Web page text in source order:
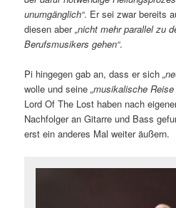
unumgänglich“. Er sei zwar bereits
diesen aber„nicht mehr parallel zu
Berufsmusikers gehen“.
Pi hingegen gab an, dass er sich
wolle und seine„musikalische
Lord Of The Lost haben nach
Nachfolger an Gitarre und Bass
erst ein anderes Mal weiter äußern.